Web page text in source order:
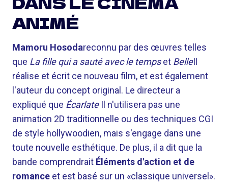
ANIMÉ
Mamoru Hosodareconnu par des œuvres telles
que La fille qui a sauté avec le tempset BelleIl
réalise et écrit ce nouveau film, et est également
l'auteur du concept original. Le directeur a
expliqué que ÉcarlateIl n'utilisera pas une
animation 2D traditionnelle ou des techniques CGI
de style hollywoodien, mais s'engage dans une
toute nouvelle esthétique. De plus, il a dit que la
bande comprendrait Éléments d'action et de
romance et est basé sur un «classique universel».